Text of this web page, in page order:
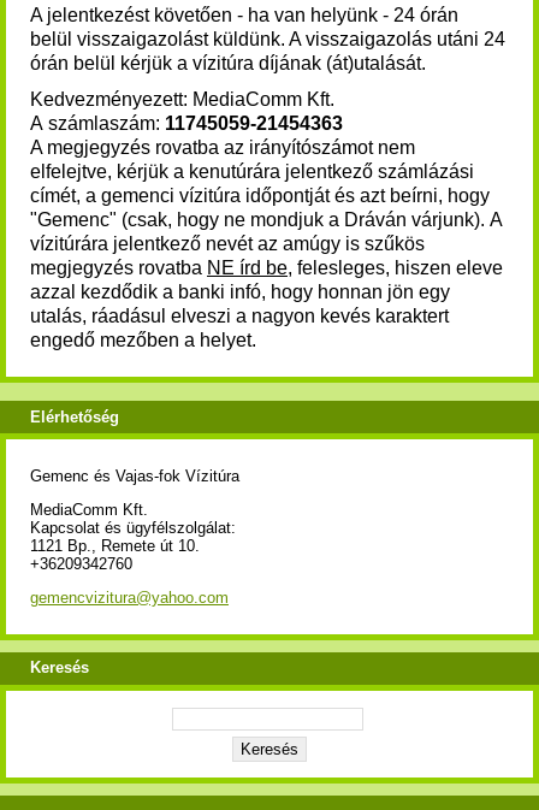
A jelentkezést követően - ha van helyünk - 24 órán
belül visszaigazolást küldünk. A visszaigazolás utáni 24
órán belül kérjük a vízitúra díjának (át)utalását.
Kedvezményezett: MediaComm Kft.
A számlaszám: 11745059-21454363
A megjegyzés rovatba az irányítószámot nem
elfelejtve, kérjük a kenutúrára jelentkező számlázási
címét, a gemenci vízitúra időpontját és azt beírni, hogy
"Gemenc" (csak, hogy ne mondjuk a Dráván várjunk). A
vízitúrára jelentkező nevét az amúgy is szűkös
megjegyzés rovatba NE írd be, felesleges, hiszen eleve
azzal kezdődik a banki infó, hogy honnan jön egy
utalás, ráadásul elveszi a nagyon kevés karaktert
engedő mezőben a helyet.
Elérhetőség
Gemenc és Vajas-fok Vízitúra
MediaComm Kft.
Kapcsolat és ügyfélszolgálat:
1121 Bp., Remete út 10.
+36209342760
gemencvizitura@yahoo.com
Keresés